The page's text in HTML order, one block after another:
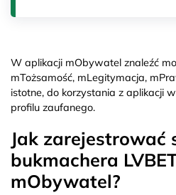
W aplikacji mObywatel znaleźć
mTożsamość, mLegitymacja,
istotne, do korzystania z aplikacji
profilu zaufanego.
Jak zarejestrować
bukmachera
mObywatel?